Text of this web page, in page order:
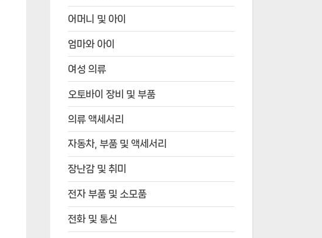
어머니 및 아이
엄마와 아이
여성 의류
오토바이 장비 및 부품
의류 액세서리
자동차, 부품 및 액세서리
장난감 및 취미
전자 부품 및 소모품
전화 및 통신